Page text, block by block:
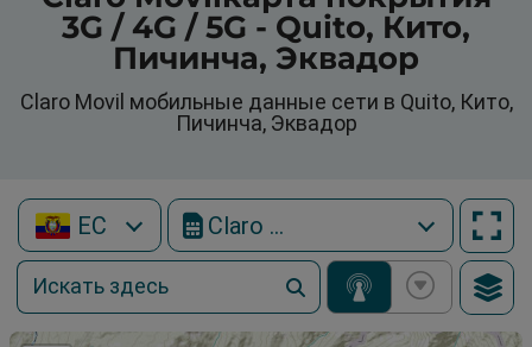
3G / 4G / 5G - Quito, Кито,
Пичинча, Эквадор
Claro Movil мобильные данные сети в Quito, Кито,
Пичинча, Эквадор
EC Claro Movil